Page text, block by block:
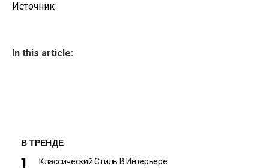
Источник
In this article:
В ТРЕНДЕ
Классический Стиль В Интерьере